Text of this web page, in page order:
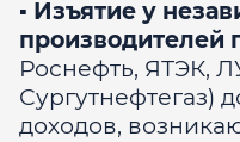
▪️ Изъятие у
производителей
Роснефть, ЯТЭК,
Сургутнефтегаз)
доходов,